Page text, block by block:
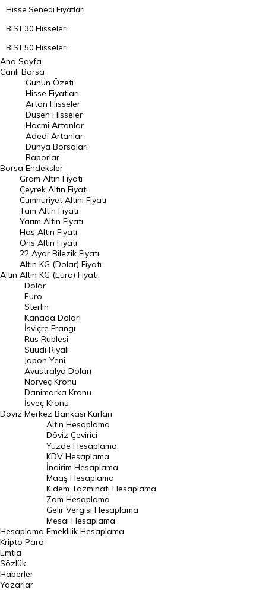
Hisse Senedi Fiyatları
BIST 30 Hisseleri
BIST 50 Hisseleri
BIST 100 Hisseleri
En Çok Artan Hisseler
En Çok Düşen Hisseler
Hacmi Artanlar
Geçmiş Kapanışlar
Dünya Borsaları
Raporlar
Endeksler
DÖVİZ
Döviz Kuru
Dolar Kuru
Euro Kuru
Pound Kuru
Frank Kuru
Riyal Kuru
Avustralya Doları
Danimarka Kronu Kuru
Kanada Doları Kuru
Norveç Kronu Kuru
İsveç Kronu Kuru
Japon Yeni Kuru
Serbest Piyasa Döviz Kurları
Merkez Bankası Döviz Kurları
Altın Fiyatları
Gram Altın Fiyatı
Çeyrek Altın Fiyatı
Ana Sayfa
Canlı Borsa
Borsa
Günün Özeti
Hisse Fiyatları
Artan Hisseler
Düşen Hisseler
Hacmi Artanlar
Adedi Artanlar
Dünya Borsaları
Raporlar
Endeksler
Altın
Gram Altın Fiyatı
Çeyrek Altın Fiyatı
Cumhuriyet Altını Fiyatı
Tam Altın Fiyatı
Yarım Altın Fiyatı
Has Altın Fiyatı
Ons Altın Fiyatı
22 Ayar Bilezik Fiyatı
Altın KG (Dolar) Fiyatı
Altın KG (Euro) Fiyatı
Döviz
Dolar
Euro
Sterlin
Kanada Doları
İsviçre Frangı
Rus Rublesi
Suudi Riyali
Japon Yeni
Avustralya Doları
Norveç Kronu
Danimarka Kronu
İsveç Kronu
Merkez Bankası Kurlari
Hesaplama
Altın Hesaplama
Döviz Çevirici
Yüzde Hesaplama
KDV Hesaplama
İndirim Hesaplama
Maaş Hesaplama
Kıdem Tazminatı Hesaplama
Zam Hesaplama
Gelir Vergisi Hesaplama
Mesai Hesaplama
Emeklilik Hesaplama
Kripto Para
Emtia
Sözlük
Haberler
Yazarlar